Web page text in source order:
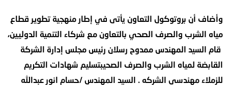
وأضاف أن بروتوكول التعاون يأتى في إطار منهجية تطوير قطاع
مياه الشرب والصرف الصحي بالتعاون مع شركاء التنمية الدوليين،
قام السيد المهندس ممدوح رسلان رئيس مجلس إدارة الشركة
القابضة لمياه الشرب والصرف الصحيبتسليم شهادات التكريم
للزملاء مهندسي الشركه . السيد المهندس /حسام انور عبدالله